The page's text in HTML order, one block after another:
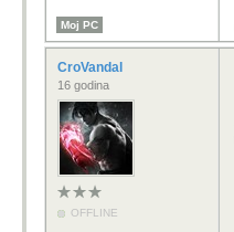
Moj PC
CroVandal
16 godina
OFFLINE